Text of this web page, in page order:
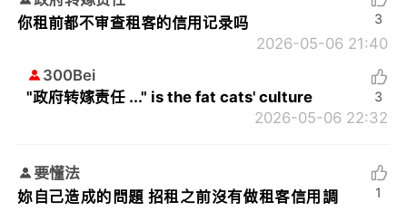
你租前都不审查租客的信用记录吗
2026-05-06 21:40
3
300Bei
"政府转嫁责任 ..." is the fat cats' culture
2026-05-06 22:32
3
要懂法
妳自己造成的問題 招租之前沒有做租客信用調
1